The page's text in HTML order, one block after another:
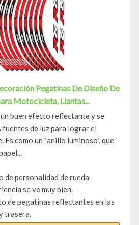
Pegatinas De Diseño De
Motocicleta, Llantas...
buen efecto reflectante y se
fuentes de luz para lograr el
como un "anillo luminoso", que
de personalidad de rueda
se ve muy bien.
de pegatinas reflectantes en las
trasera.